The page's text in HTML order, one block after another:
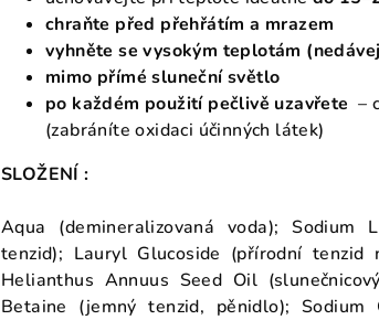
chraňte před přehřátím a mrazem
vyhněte se vysokým teplotám
mimo přímé sluneční světlo
po každém použití pečlivě uzavřete –
(zabráníte oxidaci účinných látek)
SLOŽENÍ :
Aqua (demineralizovaná voda); Sodium
tenzid); Lauryl Glucoside (přírodní
Helianthus Annuus Seed Oil
Betaine (jemný tenzid, pěnidlo);